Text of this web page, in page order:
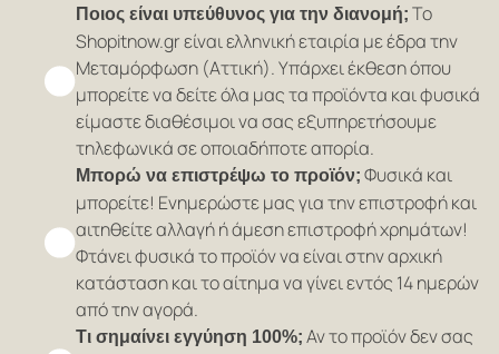
Ποιος είναι υπεύθυνος για την διανομή; Το
Shopitnow.gr είναι ελληνική εταιρία με έδρα την
Μεταμόρφωση (Αττική). Υπάρχει έκθεση όπου
μπορείτε να δείτε όλα μας τα προϊόντα και φυσικά
είμαστε διαθέσιμοι να σας εξυπηρετήσουμε
τηλεφωνικά σε οποιαδήποτε απορία.
Μπορώ να επιστρέψω το προϊόν; Φυσικά και
μπορείτε! Ενημερώστε μας για την επιστροφή και
αιτηθείτε αλλαγή ή άμεση επιστροφή χρημάτων!
Φτάνει φυσικά το προϊόν να είναι στην αρχική
κατάσταση και το αίτημα να γίνει εντός 14 ημερών
από την αγορά.
Τι σημαίνει εγγύηση 100%; Αν το προϊόν δεν σας